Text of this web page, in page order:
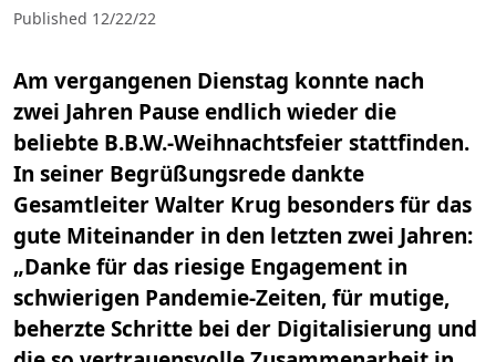
Published 12/22/22
Am vergangenen Dienstag konnte nach
zwei Jahren Pause endlich wieder die
beliebte B.B.W.-Weihnachtsfeier stattfinden.
In seiner Begrüßungsrede dankte
Gesamtleiter Walter Krug besonders für das
gute Miteinander in den letzten zwei Jahren:
„Danke für das riesige Engagement in
schwierigen Pandemie-Zeiten, für mutige,
beherzte Schritte bei der Digitalisierung und